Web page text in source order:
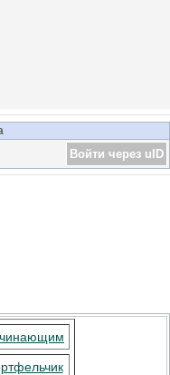
Войти через uID